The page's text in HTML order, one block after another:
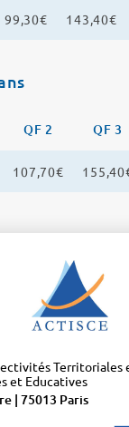
99,30€ 143,40€
QF 2 QF 3
107,70€
Territoriales
et Educatives
| 75013 Paris